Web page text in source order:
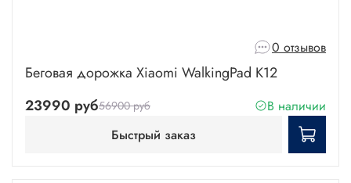
0 отзывов
Беговая дорожка Xiaomi WalkingPad K12
23990 руб56900 руб
В наличии
Быстрый заказ